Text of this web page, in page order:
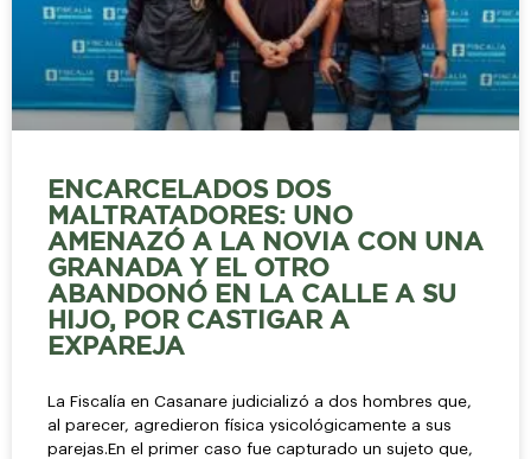
ENCARCELADOS DOS
MALTRATADORES: UNO
AMENAZÓ A LA NOVIA CON UNA
GRANADA Y EL OTRO
ABANDONÓ EN LA CALLE A SU
HIJO, POR CASTIGAR A
EXPAREJA
La Fiscalía en Casanare judicializó a dos hombres que,
al parecer, agredieron física ysicológicamente a sus
parejas.En el primer caso fue capturado un sujeto que,